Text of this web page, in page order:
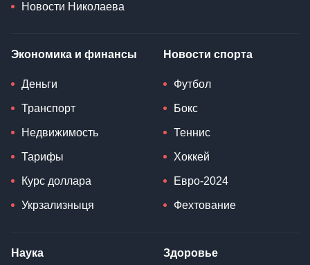
Новости Николаева
Экономика и финансы
Деньги
Транспорт
Недвижимость
Тарифы
Курс доллара
Укрзализныця
Новости спорта
Футбол
Бокс
Теннис
Хоккей
Евро-2024
Фехтование
Наука Здоровье